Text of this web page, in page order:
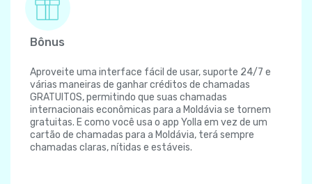
Bônus
Aproveite uma interface fácil de usar, suporte 24/7 e
várias maneiras de ganhar créditos de chamadas
GRATUITOS, permitindo que suas chamadas
internacionais econômicas para a Moldávia se tornem
gratuitas. E como você usa o app Yolla em vez de um
cartão de chamadas para a Moldávia, terá sempre
chamadas claras, nítidas e estáveis.